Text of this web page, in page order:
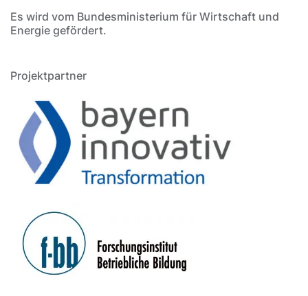
Es wird vom Bundesministerium für Wirtschaft und
Energie gefördert.
Projektpartner